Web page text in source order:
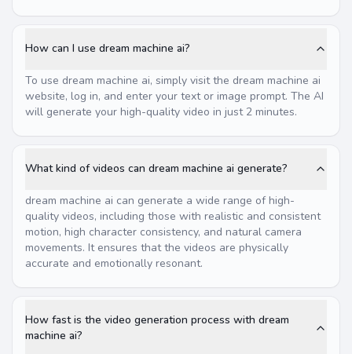
How can I use dream machine ai?
To use dream machine ai, simply visit the dream machine ai
website, log in, and enter your text or image prompt. The AI
will generate your high-quality video in just 2 minutes.
What kind of videos can dream machine ai generate?
dream machine ai can generate a wide range of high-
quality videos, including those with realistic and consistent
motion, high character consistency, and natural camera
movements. It ensures that the videos are physically
accurate and emotionally resonant.
How fast is the video generation process with dream
machine ai?